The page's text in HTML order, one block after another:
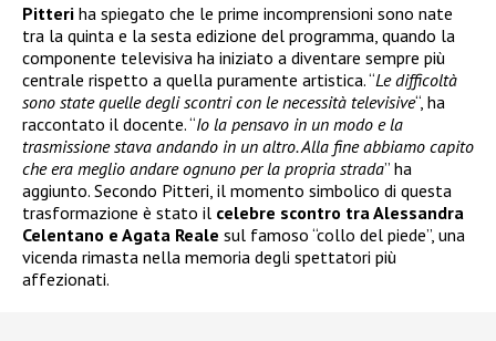
Pitteri ha spiegato che le prime incomprensioni sono nate
tra la quinta e la sesta edizione del programma, quando la
componente televisiva ha iniziato a diventare sempre più
centrale rispetto a quella puramente artistica. “Le difficoltà
sono state quelle degli scontri con le necessità televisive“, ha
raccontato il docente. “Io la pensavo in un modo e la
trasmissione stava andando in un altro. Alla fine abbiamo capito
che era meglio andare ognuno per la propria strada” ha
aggiunto. Secondo Pitteri, il momento simbolico di questa
trasformazione è stato il celebre scontro tra Alessandra
Celentano e Agata Reale sul famoso “collo del piede”, una
vicenda rimasta nella memoria degli spettatori più
affezionati.